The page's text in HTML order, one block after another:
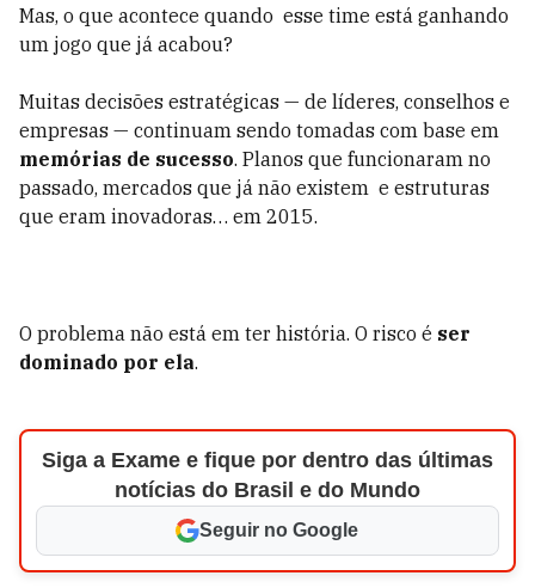
Mas, o que acontece quando esse time está ganhando
um jogo que já acabou?
Muitas decisões estratégicas — de líderes, conselhos e
empresas — continuam sendo tomadas com base em
memórias de sucesso. Planos que funcionaram no
passado, mercados que já não existem e estruturas
que eram inovadoras… em 2015.
O problema não está em ter história. O risco é ser
dominado por ela.
Siga a Exame e fique por dentro das últimas
notícias do Brasil e do Mundo
Seguir no Google